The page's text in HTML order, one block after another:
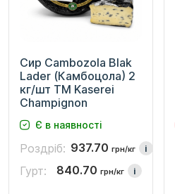
Сир Cambozola Blak
Lader (Камбоцола) 2
кг/шт ТМ Kaserei
Champignon
Є в наявності
Роздріб: 937.70 грн/кг i
Гурт: 840.70 грн/кг i